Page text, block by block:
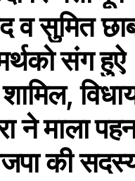
व सुमित
संग हुऐ
ने माला
की